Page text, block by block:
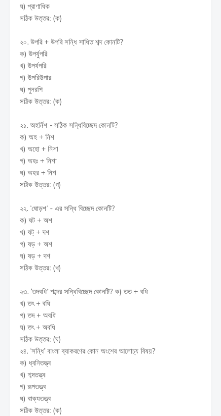
ঘ) প্রাণাধিক
সঠিক উত্তর: (ক)
২০. উপরি + উপরি সন্ধি সাধিত শব্দ কোনটি?
ক) উপর্যুপরি
খ) উপর্যপরি
গ) উপরিউপার
ঘ) পুনরপি
সঠিক উত্তর: (ক)
২১. অহর্নিশ - সঠিক সন্ধিবিচ্ছেদ কোনটি?
ক) অহ + নিশ
খ) অহো + নিশা
গ) অহঃ + নিশা
ঘ) অহর + নিশ
সঠিক উত্তর: (গ)
২২. ‘ষোড়শ’ - এর সন্ধি বিচ্ছেদ কোনটি?
ক) ষট + অশ
খ) ষট্ + দশ
গ) ষড় + অশ
ঘ) ষড় + দশ
সঠিক উত্তর: (খ)
২৩. ‘তদবধি’ শব্দের সন্ধিবিচ্ছেদ কোনটি? ক) তত + বধি
খ) তৎ + বধি
গ) তদ + অবধি
ঘ) তৎ + অবধি
সঠিক উত্তর: (ঘ)
২৪. ‘সন্ধি’ বাংলা ব্যাকরণের কোন অংশের আলোচ্য বিষয়?
ক) ধ্বনিতত্ত্ব
খ) শব্দতত্ত্ব
গ) রূপতত্ত্ব
ঘ) বাক্যতত্ত্ব
সঠিক উত্তর: (ক)